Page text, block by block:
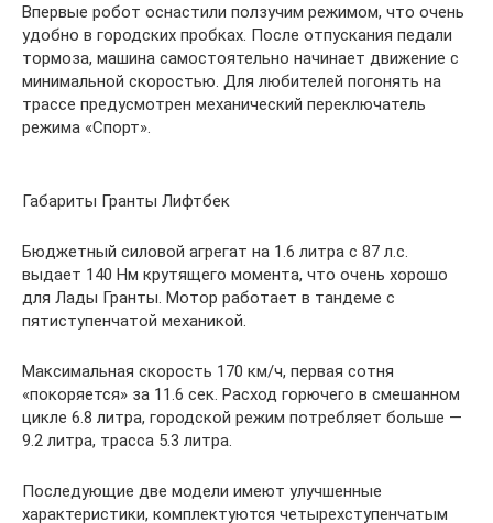
Впервые робот оснастили ползучим режимом, что очень
удобно в городских пробках. После отпускания педали
тормоза, машина самостоятельно начинает движение с
минимальной скоростью. Для любителей погонять на
трассе предусмотрен механический переключатель
режима «Спорт».
Габариты Гранты Лифтбек
Бюджетный силовой агрегат на 1.6 литра с 87 л.с.
выдает 140 Нм крутящего момента, что очень хорошо
для Лады Гранты. Мотор работает в тандеме с
пятиступенчатой механикой.
Максимальная скорость 170 км/ч, первая сотня
«покоряется» за 11.6 сек. Расход горючего в смешанном
цикле 6.8 литра, городской режим потребляет больше —
9.2 литра, трасса 5.3 литра.
Последующие две модели имеют улучшенные
характеристики, комплектуются четырехступенчатым